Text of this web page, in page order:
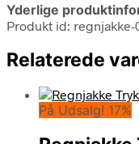
Yderlige
Produkt id: regnjakke-
Relaterede
På Udsalg! 17%